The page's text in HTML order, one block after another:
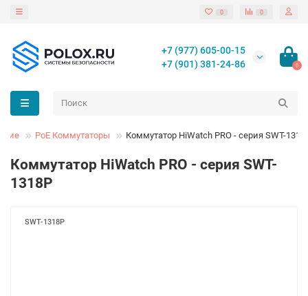
0 0
+7 (977) 605-00-15
+7 (901) 381-24-86
0
PoE Коммутаторы Коммутатор HiWatch PRO - серия SWT-
Коммутатор HiWatch PRO - серия SWT-
1318P
SWT-1318P